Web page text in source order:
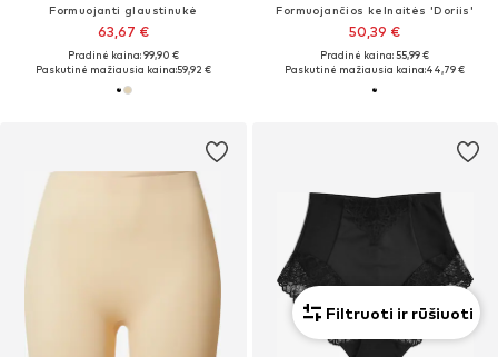
Formuojanti glaustinukė
63,67 €
Pradinė kaina: 99,90 €
Paskutinė mažiausia kaina:59,92 €
Formuojančios kelnaitės 'Doriis'
50,39 €
Pradinė kaina: 55,99 €
Paskutinė mažiausia kaina:44,79 €
Filtruoti ir rūšiuoti